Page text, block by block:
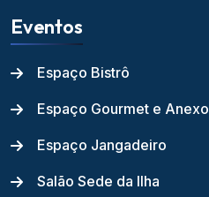
Eventos
Espaço Bistrô
Espaço Gourmet e Anexo
Espaço Jangadeiro
Salão Sede da Ilha